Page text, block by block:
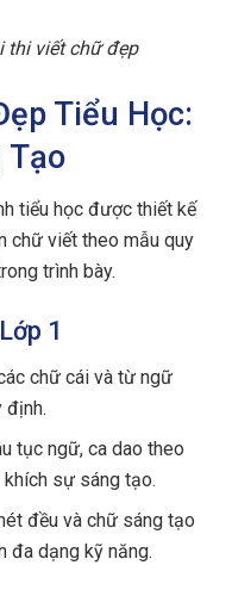
thi viết chữ đẹp
Tiểu Học:
Tạo
tiểu học được thiết kế
chữ viết theo mẫu quy
trình bày.
1
chữ cái và từ ngữ
định.
tục ngữ, ca dao theo
khích sự sáng tạo.
đều và chữ sáng tạo
đa dạng kỹ năng.